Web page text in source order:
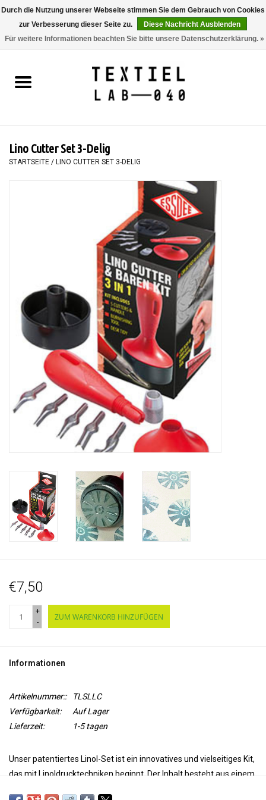
0 Artikel - €0,00
BÜCHER
MALEN
WERKZEUGE
Lino Cutter Set 3-Delig
STARTSEITE / LINO CUTTER SET 3-DELIG
€7,50
+
-
ZUM WARENKORB HINZUFÜGEN
Informationen
Artikelnummer::
TLSLLC
Verfügbarkeit:
Auf Lager
Lieferzeit:
1-5 tagen
Unser patentiertes Linol-Set ist ein innovatives und vielseitiges Kit,
das mit Linoldrucktechniken beginnt. Der Inhalt besteht aus einem
Durch die Nutzung unserer Webseite stimmen Sie dem Gebrauch von Cookies
zur Verbesserung dieser Seite zu.
Diese Nachricht Ausblenden
Für weitere Informationen beachten Sie bitte unsere Datenschutzerklärung. »